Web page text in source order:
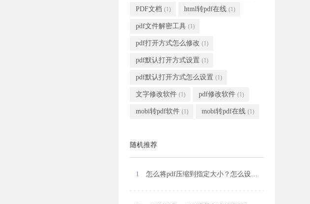
PDF文档 (1) html转pdf在线 (1)
pdf文件解密工具 (1)
pdf打开方式怎么修改 (1)
pdf默认打开方式设置 (1)
pdf默认打开方式怎么设置 (1)
文字修改软件 (1) pdf修改软件 (1)
mobi转pdf软件 (1) mobi转pdf在线 (1)
随机推荐
1 怎么将pdf压缩到指定大小？怎么设置pdf文件​​​​​​​的注释框？